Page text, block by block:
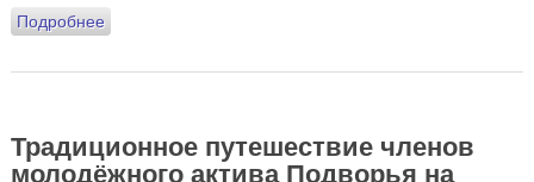
Подробнеео Члены Юношеского клуба «Вершина» совершили
Традиционное путешествие членов
молодёжного актива Подворья на